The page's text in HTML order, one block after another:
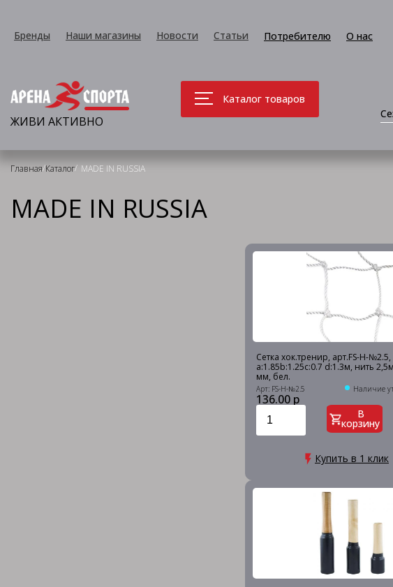
Бренды Наши магазины Новости Статьи Потребителю О нас
ЖИВИ АКТИВНО
Каталог товаров
Главная/Каталог/ MADE IN RUSSIA
MADE IN RUSSIA
Сетка хок.тренир, арт.FS-H-№2.5,
a:1.85b:1.25c:0.7 d:1.3м, нить
мм, бел.
Арт: FS-H-№2.5 Наличие
136.00 р
В
корзину
Купить в 1 клик